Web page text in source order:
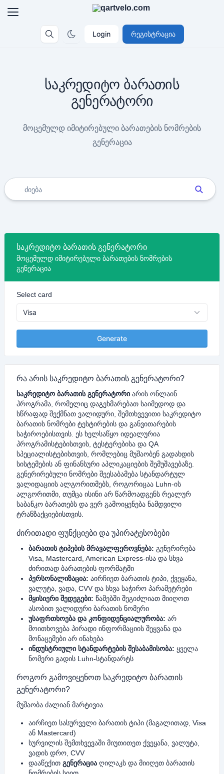
Login რეგისტრაცია
საკრედიტო ბარათის
გენერატორი
მოცემულდ იმიტირებული ბარათების ნომრების
გენერაცია
საკრედიტო ბარათის გენერატორი
მოცემულდ იმიტირებული ბარათების ნომრების
გენერაცია
Select card
Generate
რა არის საკრედიტო ბარათის გენერატორი?
საკრედიტო ბარათის გენერატორი არის ონლაინ
პროგრამა, რომელიც დაგეხმარებათ საიმედოდ და
სწრაფად შექმნათ ვალიდური, შემთხვევითი საკრედიტო
ბარათის ნომრები ტესტირების და განვითარების
საჭიროებისთვის. ეს ხელსაწყო იდეალურია
პროგრამისტებისთვის, ტესტერებისა და QA
სპეციალისტებისთვის, რომლებიც მუშაობენ გადახდის
სისტემების ან ფინანსური აპლიკაციების შემუშავებაზე.
გენერირებული ნომრები შეესაბამება სტანდარტულ
ვალიდაციის ალგორითმებს, როგორიცაა Luhn-ის
ალგორითმი, თუმცა ისინი არ წარმოადგენს რეალურ
საბანკო ბარათებს და ვერ გამოიყენება ნამდვილი
ტრანზაქციებისთვის.
ძირითადი ფუნქციები და უპირატესობები
ბარათის ტიპების მრავალფეროვნება: გენერირება
Visa, Mastercard, American Express-ისა და სხვა
ძირითად ბარათების ფორმატში
პერსონალიზაცია: აირჩიეთ ბარათის ტიპი, ქვეყანა,
ვალუტა, ვადა, CVV და სხვა საჭირო პარამე​ტრები
მყისიერი შედეგები: წამებში შეგიძლიათ მიიღოთ
ასობით ვალიდური ბარათის ნომერი
უსაფრთხოება და კონფიდენციალურობა: არ
მოითხოვება პირადი ინფორმაციის შეყვანა და
მონაცემები არ ინახება
ინდუსტრიული სტანდარტების შესაბამისობა: ყველა
ნომერი გადის Luhn-სტანდარტს
როგორ გამოვიყენოთ საკრედიტო ბარათის
გენერატორი?
მუშაობა ძალიან მარტივია:
აირჩიეთ სასურველი ბარათის ტიპი (მაგალითად, Visa
ან Mastercard)
სურვილის შემთხვევაში მიუთითეთ ქვეყანა, ვალუტა,
ვადის დრო, CVV
დააწექით გენერაცია ღილაკს და მიიღეთ ბარათის